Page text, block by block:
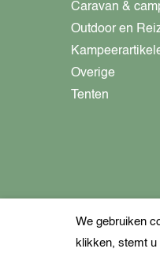
Caravan &
Outdoor en
Overige
Tenten
We gebruiken
klikken, stemt